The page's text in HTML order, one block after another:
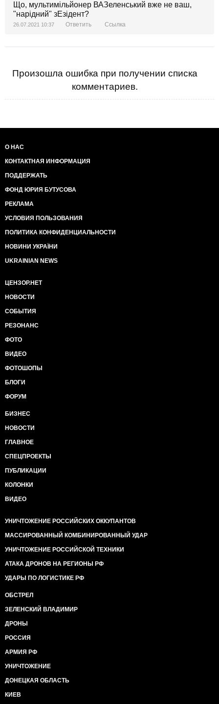
Що, мультимільйонер ВАЗеленський вже не ваш,
"нарідний" зЕзідент?
26.07.2021 10:37 Ответить Ссылка
Произошла ошибка при получении списка
комментариев.
О НАС
КОНТАКТНАЯ ИНФОРМАЦИЯ
ПОДДЕРЖАТЬ
ФОНД ЮРИЯ БУТУСОВА
РЕКЛАМА
УСЛОВИЯ ПОЛЬЗОВАНИЯ
ПОЛИТИКА КОНФИДЕНЦИАЛЬНОСТИ
НОВИНИ УКРАЇНИ
UKRAINIAN NEWS
ЦЕНЗОР.НЕТ
НОВОСТИ
СОБЫТИЯ
РЕЗОНАНС
ФОТО
ВИДЕО
ФОТОШОПЫ
БЛОГИ
ФОРУМ
БИЗНЕС
НОВОСТИ
ГЛАВНОЕ
СПЕЦПРОЕКТЫ
ПУБЛИКАЦИИ
КОЛОНКИ
ВИДЕО
УНИЧТОЖЕНИЕ РОССИЙСКИХ ОККУПАНТОВ
МАССИРОВАННЫЙ КОМБИНИРОВАННЫЙ УДАР
УНИЧТОЖЕНИЕ РОССИЙСКОЙ ТЕХНИКИ
АТАКА ДРОНОВ НА РЕГИОНЫ РФ
УДАРЫ ПО ЛОГИСТИКЕ РФ
ОБСТРЕЛ
ЗЕЛЕНСКИЙ ВЛАДИМИР
ДРОНЫ
РОССИЯ
АРМИЯ РФ
УНИЧТОЖЕНИЕ
ДОНЕЦКАЯ ОБЛАСТЬ
КИЕВ